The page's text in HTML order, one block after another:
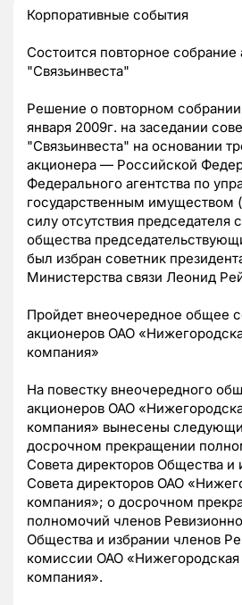
Корпоративные события
Состоится повторное собрание
"Связьинвеста"
Решение о повторном
января 2009г. на заседании
"Связьинвеста" на основании
акционера — Российской
Федерального агентства по
государственным имуществом
силу отсутствия председателя
общества
был избран советник
Министерства связи Леонид
Пройдет внеочередное общее
акционеров ОАО
компания»
На повестку внеочередного
акционеров ОАО
компания» вынесены
досрочном прекращении
Совета директоров Общества и
Совета директоров ОАО
компания»; о досрочном
полномочий членов
Общества и избрании членов
комиссии ОАО «Нижегородская
компания».